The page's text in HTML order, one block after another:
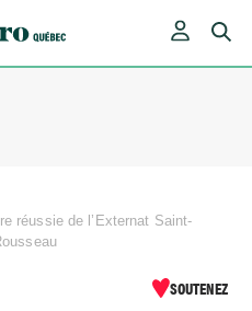
réussie de l’Externat Saint-
SOUTENEZ